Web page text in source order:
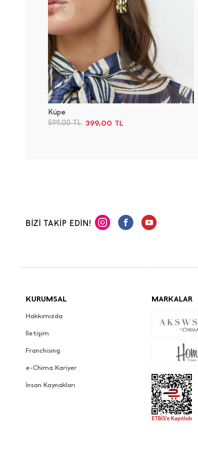
Küpe
599,00TL 399,00 TL
BİZİ TAKİP EDİN!
KURUMSAL
Hakkımızda
İletişim
Franchising
e-Chima Kariyer
İnsan Kaynakları
MARKALAR